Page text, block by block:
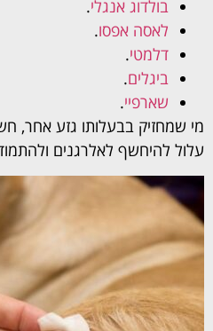
בולדוג אנגלי.
לאסה אפסו.
דלמטי.
ביגלים.
שארפיי.
מי שמחזיק בבעלותו גזע אחר,
עלול להיחשף לאלרגנים